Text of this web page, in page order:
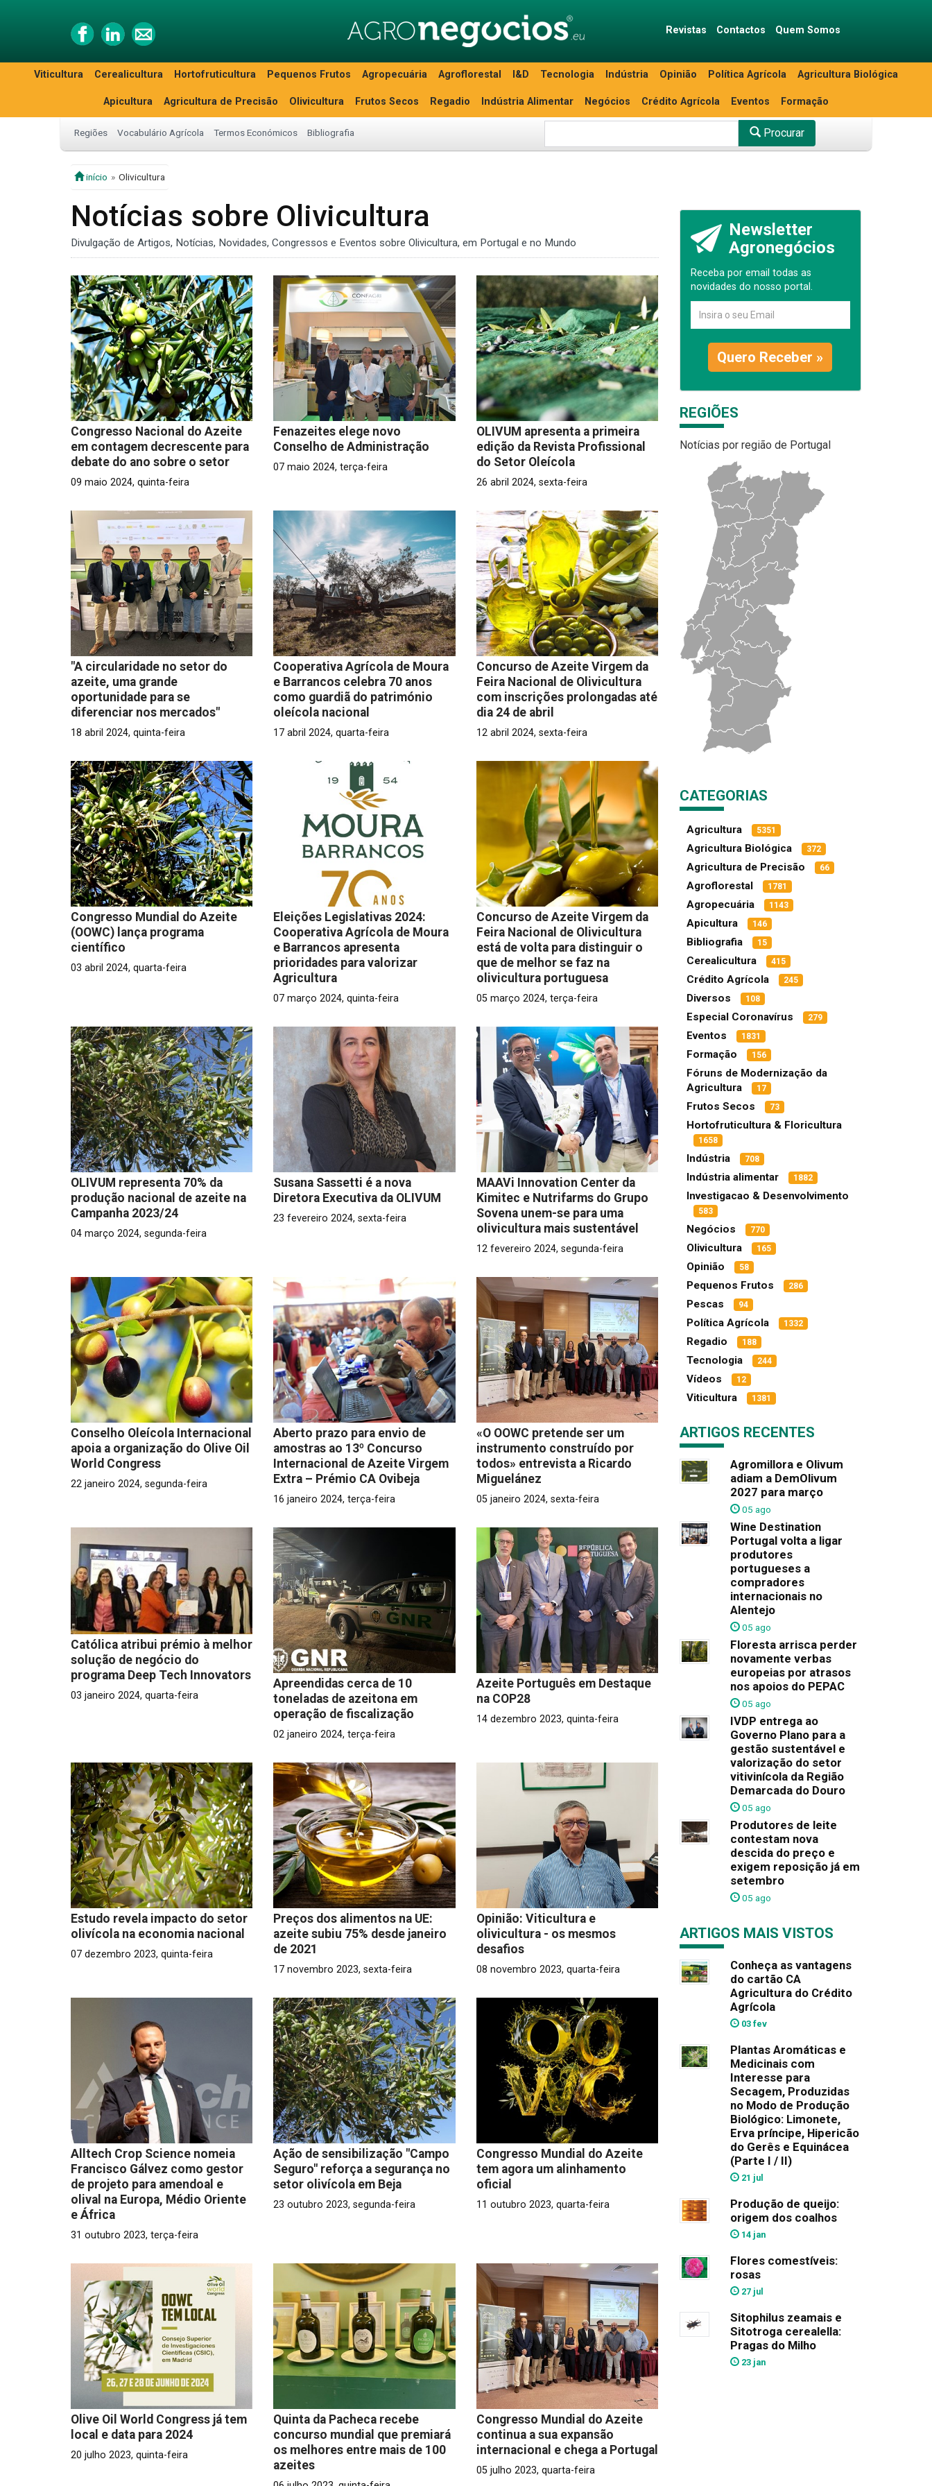
Revistas Contactos Quem Somos
Viticultura Cerealicultura Hortofruticultura Pequenos Frutos Agropecuária Agroflorestal I&D Tecnologia Indústria Opinião Política Agrícola Agricultura Biológica
Apicultura Agricultura de Precisão Olivicultura Frutos Secos Regadio Indústria Alimentar Negócios Crédito Agrícola Eventos Formação
Regiões Vocabulário Agrícola Termos Económicos Bibliografia Procurar
início Olivicultura
Notícias sobre Olivicultura
Divulgação de Artigos, Notícias, Novidades, Congressos e Eventos sobre Olivicultura, em Portugal e no Mundo
Congresso Nacional do Azeite
em contagem decrescente para
debate do ano sobre o setor
09 maio 2024, quinta-feira
Fenazeites elege novo
Conselho de Administração
07 maio 2024, terça-feira
OLIVUM apresenta a primeira
edição da Revista Profissional
do Setor Oleícola
26 abril 2024, sexta-feira
"A circularidade no setor do
azeite, uma grande
oportunidade para se
diferenciar nos mercados"
18 abril 2024, quinta-feira
Cooperativa Agrícola de Moura
e Barrancos celebra 70 anos
como guardiã do património
oleícola nacional
17 abril 2024, quarta-feira
Concurso de Azeite Virgem da
Feira Nacional de Olivicultura
com inscrições prolongadas até
dia 24 de abril
12 abril 2024, sexta-feira
Congresso Mundial do Azeite
(OOWC) lança programa
científico
03 abril 2024, quarta-feira
Eleições Legislativas 2024:
Cooperativa Agrícola de Moura
e Barrancos apresenta
prioridades para valorizar
Agricultura
07 março 2024, quinta-feira
Concurso de Azeite Virgem da
Feira Nacional de Olivicultura
está de volta para distinguir o
que de melhor se faz na
olivicultura portuguesa
05 março 2024, terça-feira
OLIVUM representa 70% da
produção nacional de azeite na
Campanha 2023/24
04 março 2024, segunda-feira
Susana Sassetti é a nova
Diretora Executiva da OLIVUM
23 fevereiro 2024, sexta-feira
MAAVi Innovation Center da
Kimitec e Nutrifarms do Grupo
Sovena unem-se para uma
olivicultura mais sustentável
12 fevereiro 2024, segunda-feira
Conselho Oleícola Internacional
apoia a organização do Olive Oil
World Congress
22 janeiro 2024, segunda-feira
Aberto prazo para envio de
amostras ao 13º Concurso
Internacional de Azeite Virgem
Extra – Prémio CA Ovibeja
16 janeiro 2024, terça-feira
«O OOWC pretende ser um
instrumento construído por
todos» entrevista a Ricardo
Miguelánez
05 janeiro 2024, sexta-feira
Católica atribui prémio à melhor
solução de negócio do
programa Deep Tech Innovators
03 janeiro 2024, quarta-feira
Apreendidas cerca de 10
toneladas de azeitona em
operação de fiscalização
02 janeiro 2024, terça-feira
Azeite Português em Destaque
na COP28
14 dezembro 2023, quinta-feira
Estudo revela impacto do setor
olivícola na economia nacional
07 dezembro 2023, quinta-feira
Preços dos alimentos na UE:
azeite subiu 75% desde janeiro
de 2021
17 novembro 2023, sexta-feira
Opinião: Viticultura e
olivicultura - os mesmos
desafios
08 novembro 2023, quarta-feira
Alltech Crop Science nomeia
Francisco Gálvez como gestor
de projeto para amendoal e
olival na Europa, Médio Oriente
e África
31 outubro 2023, terça-feira
Ação de sensibilização "Campo
Seguro" reforça a segurança no
setor olivícola em Beja
23 outubro 2023, segunda-feira
Congresso Mundial do Azeite
tem agora um alinhamento
oficial
11 outubro 2023, quarta-feira
Olive Oil World Congress já tem
local e data para 2024
20 julho 2023, quinta-feira
Quinta da Pacheca recebe
concurso mundial que premiará
os melhores entre mais de 100
azeites
Congresso Mundial do Azeite
continua a sua expansão
internacional e chega a Portugal
05 julho 2023, quarta-feira
Newsletter
Agronegócios
Receba por email todas as
novidades do nosso portal.
Quero Receber »
REGIÕES
Notícias por região de Portugal
CATEGORIAS
Agricultura 5351
Agricultura Biológica 372
Agricultura de Precisão 66
Agroflorestal 1781
Agropecuária 1143
Apicultura 146
Bibliografia 15
Cerealicultura 415
Crédito Agrícola 245
Diversos 108
Especial Coronavírus 279
Eventos 1831
Formação 156
Fóruns de Modernização da
Agricultura
17
Frutos Secos 73
Hortofruticultura & Floricultura
1658
Indústria 708
Indústria alimentar 1882
Investigacao & Desenvolvimento
583
Negócios 770
Olivicultura 165
Opinião 58
Pequenos Frutos 286
Pescas 94
Política Agrícola 1332
Regadio 188
Tecnologia 244
Vídeos 12
Viticultura 1381
ARTIGOS RECENTES
Agromillora e Olivum
adiam a DemOlivum
2027 para março
05 ago
Wine Destination
Portugal volta a ligar
produtores
portugueses a
compradores
internacionais no
Alentejo
05 ago
Floresta arrisca perder
novamente verbas
europeias por atrasos
nos apoios do PEPAC
05 ago
IVDP entrega ao
Governo Plano para a
gestão sustentável e
valorização do setor
vitivinícola da Região
Demarcada do Douro
05 ago
Produtores de leite
contestam nova
descida do preço e
exigem reposição já em
setembro
05 ago
ARTIGOS MAIS VISTOS
Conheça as vantagens
do cartão CA
Agricultura do Crédito
Agrícola
03 fev
Plantas Aromáticas e
Medicinais com
Interesse para
Secagem, Produzidas
no Modo de Produção
Biológico: Limonete,
Erva príncipe, Hipericão
do Gerês e Equinácea
(Parte I / II)
21 jul
Produção de queijo:
origem dos coalhos
14 jan
Flores comestíveis:
rosas
27 jul
Sitophilus zeamais e
Sitotroga cerealella:
Pragas do Milho
23 jan